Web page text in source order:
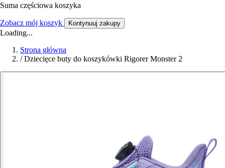
Suma częściowa koszyka
Zobacz mój koszyk Kontynuuj zakupy
Loading...
Strona główna
/ Dziecięce buty do koszykówki Rigorer Monster 2